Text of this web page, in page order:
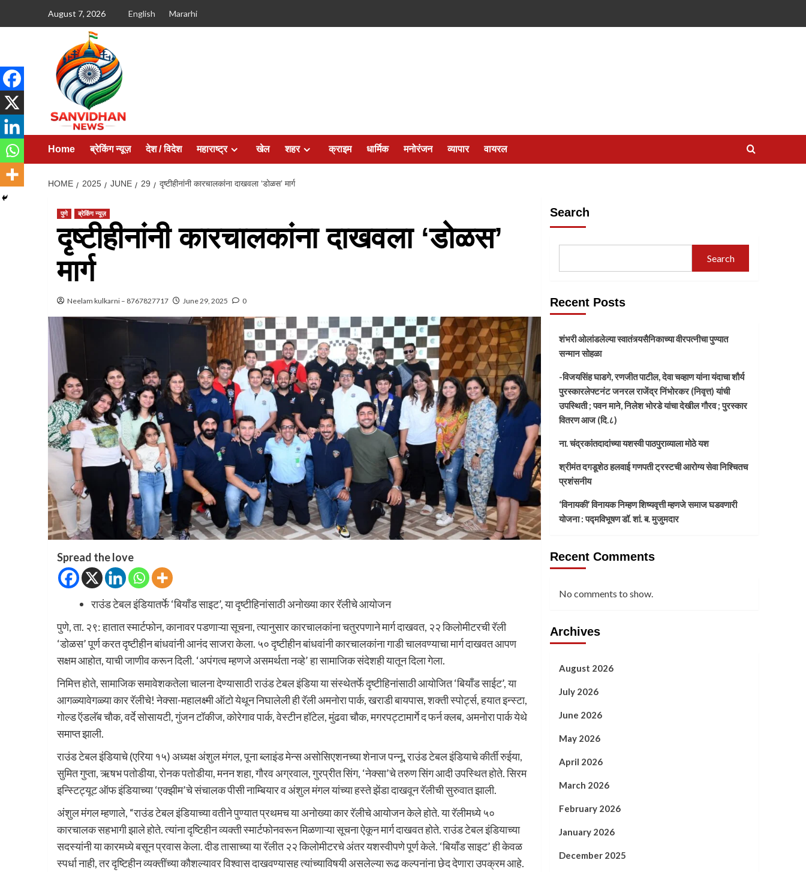
August 7, 2026 English Mararhi
Home ब्रेकिंग न्यूज़ देश / विदेश महाराष्ट्र खेल शहर क्राइम धार्मिक मनोरंजन व्यापार वायरल
HOME 2025 JUNE 29 दृष्टीहीनांनी कारचालकांना दाखवला ‘डोळस’ मार्ग
पुणे ब्रेकिंग न्यूज़
दृष्टीहीनांनी कारचालकांना दाखवला ‘डोळस’
मार्ग
Neelam kulkarni – 8767827717 June 29, 2025 0
Spread the love
राउंड टेबल इंडियातर्फे ‘बियाँड साइट’, या दृष्टीहिनांसाठी अनोख्या कार रॅलीचे आयोजन
पुणे, ता. २९: हातात स्मार्टफोन, कानावर पडणाऱ्या सूचना, त्यानुसार कारचालकांना चतुरपणाने मार्ग दाखवत, २२ किलोमीटरची रॅली
‘डोळस’ पूर्ण करत दृष्टीहीन बांधवांनी आनंद साजरा केला. ५० दृष्टीहीन बांधवांनी कारचालकांना गाडी चालवण्याचा मार्ग दाखवत आपण
सक्षम आहोत, याची जाणीव करून दिली. ‘अपंगत्व म्हणजे असमर्थता नव्हे’ हा सामाजिक संदेशही यातून दिला गेला.
निमित्त होते, सामाजिक समावेशकतेला चालना देण्यासाठी राउंड टेबल इंडिया या संस्थेतर्फे दृष्टीहिनांसाठी आयोजित ‘बियॉंड साईट’, या
आगळ्यावेगळ्या कार रॅलीचे! नेक्सा-महालक्ष्मी ऑटो येथून निघालेली ही रॅली अमनोरा पार्क, खराडी बायपास, शक्ती स्पोर्ट्स, हयात इन्स्टा,
गोल्ड ऍडलॅब चौक, वर्दे सोसायटी, गुंजन टॉकीज, कोरेगाव पार्क, वेस्टीन हॉटेल, मुंढवा चौक, मगरपट्टामार्गे द फर्न क्लब, अमनोरा पार्क येथे
समाप्त झाली.
राउंड टेबल इंडियाचे (एरिया १५) अध्यक्ष अंशुल मंगल, पूना ब्लाइंड मेन्स असोसिएशनच्या शेनाज पन्नू, राउंड टेबल इंडियाचे कीर्ती रुईया,
सुमित गुप्ता, ऋषभ पतोडीया, रोनक पतोडीया, मनन शहा, गौरव अग्रवाल, गुरप्रीत सिंग, ‘नेक्सा’चे तरुण सिंग आदी उपस्थित होते. सिरम
इन्स्टिट्यूट ऑफ इंडियाच्या ‘एक्झीम’चे संचालक पीसी नाम्बियार व अंशुल मंगल यांच्या हस्ते झेंडा दाखवून रॅलीची सुरुवात झाली.
अंशुल मंगल म्हणाले, “राउंड टेबल इंडियाच्या वतीने पुण्यात प्रथमच या अनोख्या कार रॅलीचे आयोजन केले होते. या रॅलीमध्ये ५०
कारचालक सहभागी झाले होते. त्यांना दृष्टिहीन व्यक्ती स्मार्टफोनवरून मिळणाऱ्या सूचना ऐकून मार्ग दाखवत होते. राउंड टेबल इंडियाच्या
सदस्यांनी या कारमध्ये बसून प्रवास केला. दीड तासाच्या या रॅलीत २२ किलोमीटरचे अंतर यशस्वीपणे पूर्ण केले. ‘बियाँड साइट’ ही केवळ
स्पर्धा नाही, तर दृष्टिहीन व्यक्तींच्या कौशल्यावर विश्वास दाखवण्यासह त्यांच्याविषयी असलेल्या रूढ कल्पनांना छेद देणारा उपक्रम आहे.
Search
Search
Recent Posts
शंभरी ओलांडलेल्या स्वातंत्र्यसैनिकाच्या वीरपत्नीचा पुण्यात
सन्मान सोहळा
-विजयसिंह घाडगे, रणजीत पाटील, देवा चव्हाण यांना यंदाचा शौर्य
पुरस्कारलेफ्टनंट जनरल राजेंद्र निंभोरकर (निवृत्त) यांची
उपस्थिती ; पवन माने, निलेश भोरडे यांचा देखील गौरव ; पुरस्कार
वितरण आज (दि.८)
ना. चंद्रकांतदादांच्या यशस्वी पाठपुराव्याला मोठे यश
श्रीमंत दगडूशेठ हलवाई गणपती ट्रस्टची आरोग्य सेवा निश्चितच
प्रशंसनीय
‘विनायकी’ विनायक निम्हण शिष्यवृत्ती म्हणजे समाज घडवणारी
योजना : पद्मविभूषण डॉ. शां. ब. मुजुमदार
Recent Comments
No comments to show.
Archives
August 2026
July 2026
June 2026
May 2026
April 2026
March 2026
February 2026
January 2026
December 2025